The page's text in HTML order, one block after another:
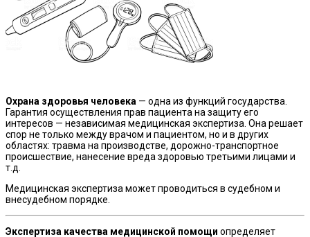
Охрана здоровья человека — одна из функций государства.
Гарантия осуществления прав пациента на защиту его
интересов — независимая медицинская экспертиза. Она решает
спор не только между врачом и пациентом, но и в других
областях: травма на производстве, дорожно-транспортное
происшествие, нанесение вреда здоровью третьими лицами и
т.д.
Медицинская экспертиза может проводиться в судебном и
внесудебном порядке.
Экспертиза качества медицинской помощи определяет